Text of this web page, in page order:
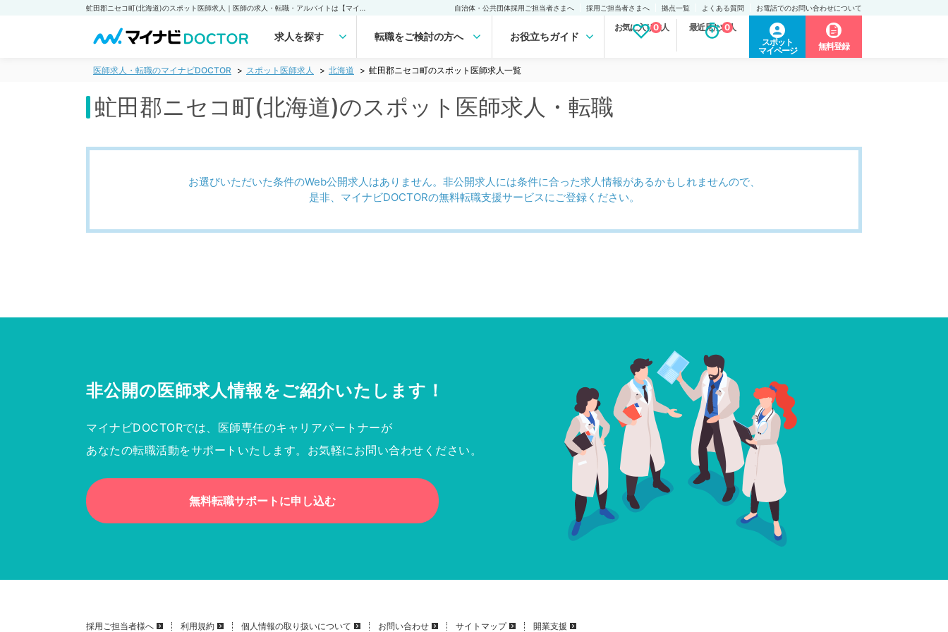
自治体・公共団体採用ご担当者さまへ 採用ご担当者さまへ 拠点一覧 よくある質問 お電話でのお問い合わせについて
求人を探す 転職をご検討の方へ お役立ちガイド
お気に入り求人
0 最近見た求人
0
スポット
マイページ
無料登録
医師求人・転職のマイナビDOCTOR スポット医師求人 北海道 虻田郡ニセコ町のスポット医師求人一覧
虻田郡ニセコ町(北海道)のスポット医師求人・転職
お選びいただいた条件のWeb公開求人はありません。非公開求人には条件に合った求人情報があるかもしれませんので、
是非、マイナビDOCTORの無料転職支援サービスにご登録ください。
非公開の医師求人情報をご紹介いたします！
マイナビDOCTORでは、医師専任のキャリアパートナーが
あなたの転職活動をサポートいたします。お気軽にお問い合わせください。
無料転職サポートに申し込む
採用ご担当者様へ 利用規約 個人情報の取り扱いについて お問い合わせ サイトマップ 開業支援